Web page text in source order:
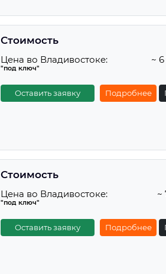
Стоимость
Цена во Владивостоке:
"под ключ"
~
Оставить заявку Подробнее
Стоимость
Цена во Владивостоке:
"под ключ"
~
Оставить заявку Подробнее